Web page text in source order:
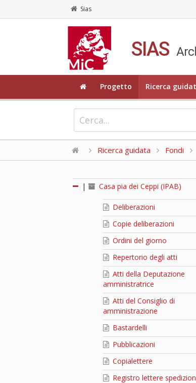
Sias
SIAS
Progetto Ricerca
Ricerca guidata Fondi
| Casa pia dei Ceppi (IPAB)
Deliberazioni
Copie deliberazioni
Ordini del giorno
Repertorio degli atti
Atti della Deputazione
amministratrice
Atti del Consiglio di
amministrazione
Bastardelli
Pubblicazioni
Copialettere
Registro lettere